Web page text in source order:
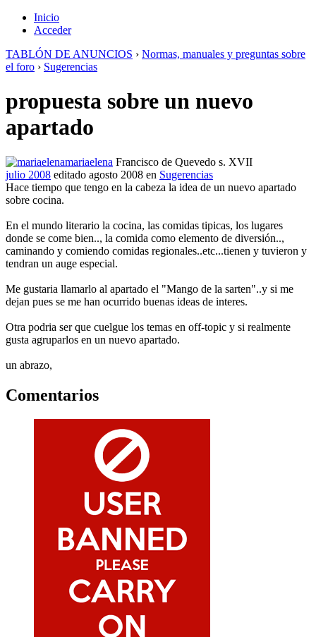
Inicio
Acceder
TABLÓN DE ANUNCIOS › Normas, manuales y preguntas sobre
el foro › Sugerencias
propuesta sobre un nuevo
apartado
mariaelena Francisco de Quevedo s. XVII
julio 2008 editado agosto 2008 en Sugerencias
Hace tiempo que tengo en la cabeza la idea de un nuevo apartado
sobre cocina.
En el mundo literario la cocina, las comidas tipicas, los lugares
donde se come bien.., la comida como elemento de diversión..,
caminando y comiendo comidas regionales..etc...tienen y tuvieron y
tendran un auge especial.
Me gustaria llamarlo al apartado el "Mango de la sarten"..y si me
dejan pues se me han ocurrido buenas ideas de interes.
Otra podria ser que cuelgue los temas en off-topic y si realmente
gusta agruparlos en un nuevo apartado.
un abrazo,
Comentarios